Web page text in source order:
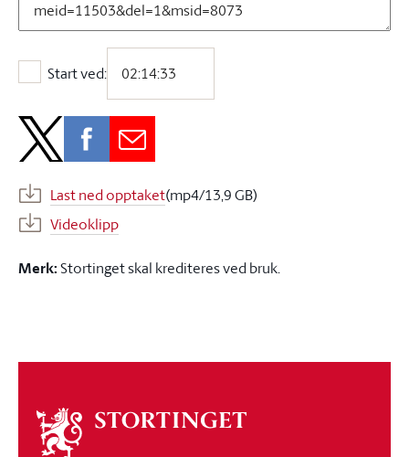
Start ved:
Start ved:
Last ned opptaket(mp4/13,9 GB)
Videoklipp
Merk:Stortinget skal krediteres ved bruk.
Om
stortinget